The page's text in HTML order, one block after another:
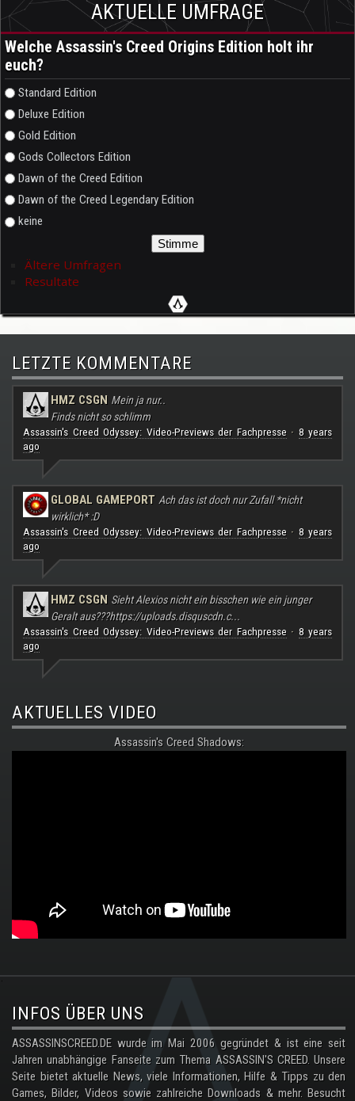
AKTUELLE UMFRAGE
Welche Assassin's Creed Origins Edition holt ihr
euch?
Auswahlmöglichkeiten
Standard Edition
Deluxe Edition
Gold Edition
Gods Collectors Edition
Dawn of the Creed Edition
Dawn of the Creed Legendary Edition
keine
Ältere Umfragen
Resultate
LETZTE KOMMENTARE
HMZ CSGN Mein ja nur..
Finds nicht so schlimm
Assassin's Creed Odyssey: Video-Previews der Fachpresse· 8 years
ago
GLOBAL GAMEPORT Ach das ist doch nur Zufall *nicht
wirklich* :D
Assassin's Creed Odyssey: Video-Previews der Fachpresse· 8 years
ago
HMZ CSGN Sieht Alexios nicht ein bisschen wie ein junger
Geralt aus???https://uploads.disquscdn.c...
Assassin's Creed Odyssey: Video-Previews der Fachpresse· 8 years
ago
AKTUELLES VIDEO
Assassin's Creed Shadows:
.
INFOS ÜBER UNS
ASSASSINSCREED.DE wurde im Mai 2006 gegründet & ist eine seit
Jahren unabhängige Fanseite zum Thema ASSASSIN'S CREED. Unsere
Seite bietet aktuelle News, viele Informationen, Hilfe & Tipps zu den
Games, Bilder, Videos sowie zahlreiche Downloads & mehr. Besucht